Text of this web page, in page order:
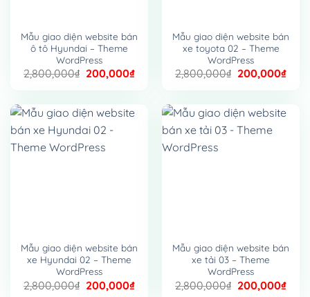
Mẫu giao diện website bán
ô tô Hyundai – Theme
WordPress
2,800,000₫ Giá
2,800,000₫.
200,000₫Giá
200,000₫.
Mẫu giao diện website bán
xe toyota 02 – Theme
WordPress
2,800,000₫ Giá
2,800,000₫.
200,000₫Giá
Mẫu giao diện website bán
xe Hyundai 02 – Theme
WordPress
2,800,000₫ Giá
200,000₫Giá
Mẫu giao diện website bán
xe tải 03 – Theme
WordPress
2,800,000₫ Giá
200,000₫Giá